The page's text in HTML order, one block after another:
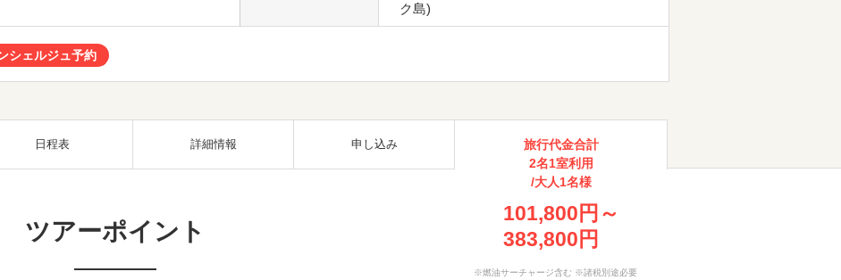
ク島)
シェルジュ予約
日程表 詳細情報 申し込み
ツアーポイント
旅行代金合計
2名1室利用
/大人1名様
101,800円～
383,800円
※燃油サーチャージ含む ※諸税別途必要